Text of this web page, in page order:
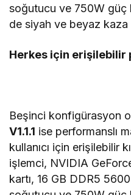
soğutucu ve 750W güç
de siyah ve beyaz kaza
Herkes için erişilebilir
Beşinci konfigürasyon
V1.1.1 ise performanslı
kullanıcı için erişilebilir
işlemci, NVIDIA
kartı, 16 GB DDR5